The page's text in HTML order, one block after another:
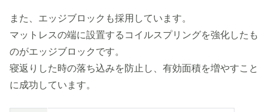
また、エッジブロックも採用しています。
マットレスの端に設置するコイルスプリングを強化したも
のがエッジブロックです。
寝返りした時の落ち込みを防止し、有効面積を増やすこと
に成功しています。